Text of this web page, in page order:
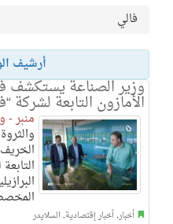
فالي
أرشيف
وزير الصناعة يستكشف
الأمازون التابعة لشركة
منبر
أخبار, أخبار إقتصادية, السلايدر